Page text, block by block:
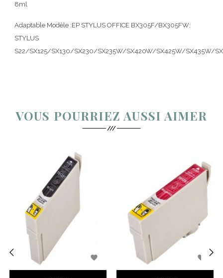
8ml
Adaptable Modèle :EP STYLUS OFFICE BX305F/BX305FW;
STYLUS
S22/SX125/SX130/SX230/SX235W/SX420W/SX425W/SX435W/
VOUS POURRIEZ AUSSI AIMER
 
‹ ›